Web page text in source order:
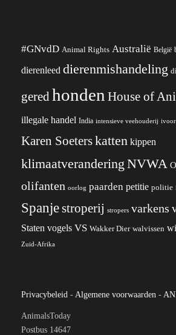
#GNvdD Animal Rights Australië België
dierenleed dierenmishandeling
geredhonden House of
illegale handel India intensieve veehouderij ivoor
Karen Soeterskatten kippen
klimaatverandering NVWA
olifanten oorlog paarden petitie politie
Spanjestroperij stropers varkens
Staten vogels VS Wakker Dier walvissen
Zuid-Afrika
Privacybeleid - Algemene voorwaarden -
AnimalsToday
Postbus 14647